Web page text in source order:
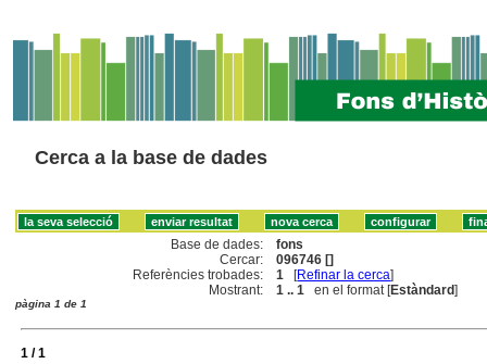
Cerca a la base de dades
Base de dades:
fons
Cercar:
096746 []
Referències trobades:
1 [Refinar la cerca]
Mostrant:
1 .. 1 en el format [Estàndard]
pàgina 1 de 1
1 / 1